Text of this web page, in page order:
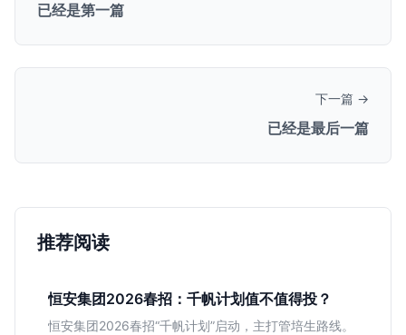
已经是第一篇
下一篇 →
已经是最后一篇
推荐阅读
恒安集团2026春招：千帆计划值不值得投？
恒安集团2026春招“千帆计划”启动，主打管培生路线。